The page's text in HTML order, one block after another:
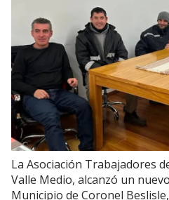
La Asociación Trabajadores
Valle Medio, alcanzó un
Municipio de Coronel